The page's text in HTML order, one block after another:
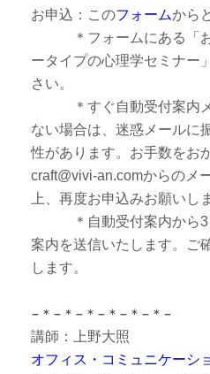
お申込：このフォームから
＊フォームにある「お
ータイプの心理学セミナー
さい。
＊すぐ自動受付案内メ
ない場合は、迷惑メールに
性があります。お手数をお
craft@vivi-an.comからのメ
上、再度お申込みお願いし
＊自動受付案内から3
案内を送信いたします。ご
します。
−＊−＊−＊−＊−＊−＊−
講師：上野大照
オフィス・コミュニケーシ